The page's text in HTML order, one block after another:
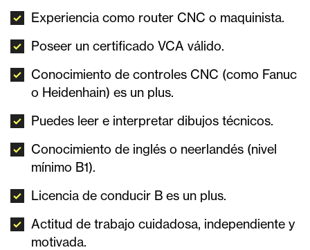
Experiencia como router CNC o maquinista.
Poseer un certificado VCA válido.
Conocimiento de controles CNC (como Fanuc
o Heidenhain) es un plus.
Puedes leer e interpretar dibujos técnicos.
Conocimiento de inglés o neerlandés (nivel
mínimo B1).
Licencia de conducir B es un plus.
Actitud de trabajo cuidadosa, independiente y
motivada.